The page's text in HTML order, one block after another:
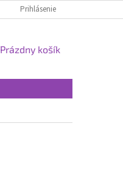
Prihlásenie
NÁKUPNÝ
Prázdny košík